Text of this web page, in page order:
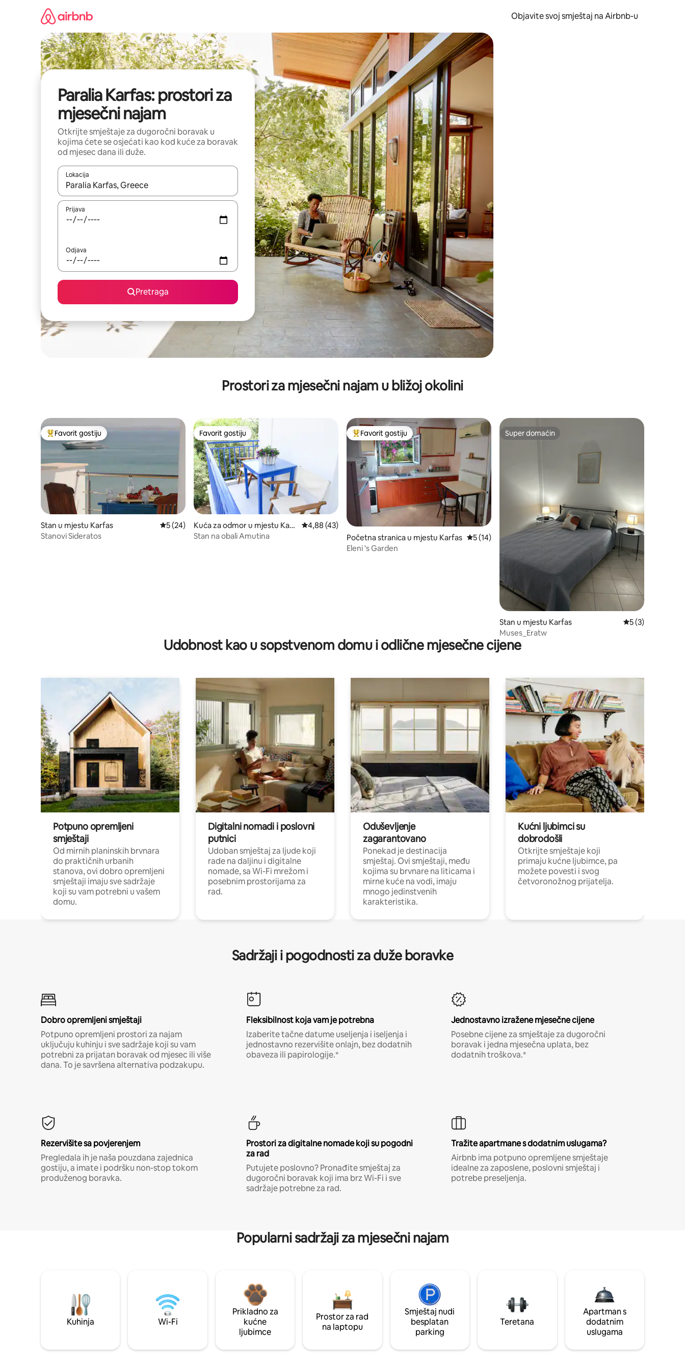
Objavite svoj smještaj na Airbnb-u
Paralia Karfas: prostori za
mjesečni najam
Otkrijte smještaje za dugoročni boravak u
kojima ćete se osjećati kao kod kuće za boravak
od mjesec dana ili duže.
Lokacija
Kad su rezultati dostupni, možete da se krećete kroz njih pomoću strelica nagore i nadolje, kao i da ih istražujte dodirom ili prevlačenjem.
Prijava
Odjava
Pretraga
Prostori za mjesečni najam u bližoj okolini
Glavni favorit gostiju
Favorit gostiju
Stan u mjestu Karfas prosječna ocjena 5 od 5, recenzija: 24
5 (24)
Stanovi Sideratos
Favorit gostiju
Favorit gostiju
Kuća za odmor u mjestu Karf
as
prosječna ocjena 4,88 od 5, recenzija: 43
4,88 (43)
Stan na obali Amutina
Glavni favorit gostiju
Favorit gostiju
Početna stranica u mjestu Karfas prosječna ocjena 5 od 5, recenzija: 14
5 (14)
Eleni 's Garden
Super domaćin
Super domaćin
Stan u mjestu Karfas prosječna ocjena
5 (3)
Muses_Eratw
Udobnost kao u sopstvenom domu i odlične mjesečne cijene
Potpuno opremljeni
smještaji
Od mirnih planinskih brvnara
do praktičnih urbanih
stanova, ovi dobro opremljeni
smještaji imaju sve sadržaje
koji su vam potrebni u vašem
domu.
Digitalni nomadi i poslovni
putnici
Udoban smještaj za ljude koji
rade na daljinu i digitalne
nomade, sa Wi-Fi mrežom i
posebnim prostorijama za
rad.
Oduševljenje
zagarantovano
Ponekad je destinacija
smještaj. Ovi smještaji, među
kojima su brvnare na liticama i
mirne kuće na vodi, imaju
mnogo jedinstvenih
karakteristika.
Kućni ljubimci su
dobrodošli
Otkrijte smještaje koji
primaju kućne ljubimce, pa
možete povesti i svog
četvoronožnog prijatelja.
Sadržaji i pogodnosti za duže boravke
Dobro opremljeni smještaji
Potpuno opremljeni prostori za najam
uključuju kuhinju i sve sadržaje koji su vam
potrebni za prijatan boravak od mjesec ili više
dana. To je savršena alternativa podzakupu.
Fleksibilnost koja vam je potrebna
Izaberite tačne datume useljenja i iseljenja i
jednostavno rezervišite onlajn, bez dodatnih
obaveza ili papirologije.*
Jednostavno izražene mjesečne cijene
Posebne cijene za smještaje za dugoročni
boravak i jedna mjesečna uplata, bez
dodatnih troškova.*
Rezervišite sa povjerenjem
Pregledala ih je naša pouzdana zajednica
gostiju, a imate i podršku non-stop tokom
produženog boravka.
Prostori za digitalne nomade koji su pogodni
za rad
Putujete poslovno? Pronađite smještaj za
dugoročni boravak koji ima brz Wi-Fi i sve
sadržaje potrebne za rad.
Tražite apartmane s dodatnim uslugama?
Airbnb ima potpuno opremljene smještaje
idealne za zaposlene, poslovni smještaj i
potrebe preseljenja.
Popularni sadržaji za mjesečni najam
Kuhinja Wi-Fi
Prikladno za
kućne
ljubimce
Prostor za rad
na laptopu
Smještaj nudi
besplatan
parking
Teretana
Apartman s
dodatnim
uslugama